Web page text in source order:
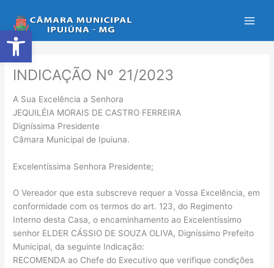
Abrir a barra de ferramentas
para
o
conteúdo
INDICAÇÃO Nº 21/2023
A Sua Excelência a Senhora
JEQUILÉIA MORAIS DE CASTRO FERREIRA
Digníssima Presidente
Câmara Municipal de Ipuiuna.
Excelentíssima Senhora Presidente;
O Vereador que esta subscreve requer a Vossa Excelência, em
conformidade com os termos do art. 123, do Regimento
Interno desta Casa, o encaminhamento ao Excelentíssimo
senhor ELDER CÁSSIO DE SOUZA OLIVA, Digníssimo Prefeito
Municipal, da seguinte Indicação:
RECOMENDA ao Chefe do Executivo que verifique condições